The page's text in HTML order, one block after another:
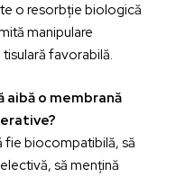
o resorbție biologică
manipulare
favorabilă.
o membrană
fie biocompatibilă, să
să mențină